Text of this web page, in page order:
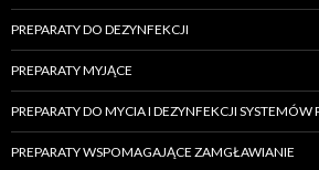
PREPARATY DO DEZYNFEKCJI
PREPARATY MYJĄCE
PREPARATY DO MYCIA I DEZYNFEKCJI SYSTEMÓW
PREPARATY WSPOMAGAJĄCE ZAMGŁAWIANIE